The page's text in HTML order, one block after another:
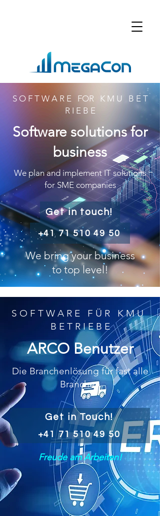
S O F T W A R E FOR K M U B E T
R I E B E
Software solutions for
business
We plan and implement IT solutions
for SME companies
Get in touch!
+41 71 510 49 50
We bring your business
to top level!
S O F T W A R E F Ü R K M U
B E T R I E B E
ARCO Benutzer
Die Branchenlösung für fast alle
Branchen
Get in Touch!
+41 71 510 49 50
Freude am Arbeiten!